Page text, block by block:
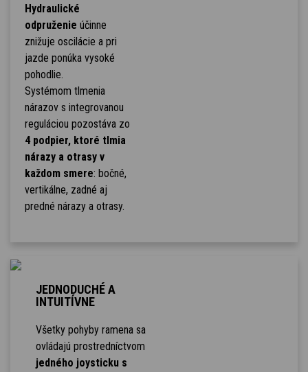
Hydraulické
odpruženie účinne
znižuje oscilácie a pri
jazde ponúka vysoké
pohodlie.
Systémom tlmenia
nárazov s integrovanou
reguláciou pozostáva zo
4 podpier, ktoré tlmia
nárazy a otrasy v
každom smere: bočné,
vertikálne, zadné aj
predné nárazy a otrasy.
JEDNODUCHÉ A
INTUITÍVNE
Všetky pohyby ramena sa
ovládajú prostredníctvom
jedného joysticku s